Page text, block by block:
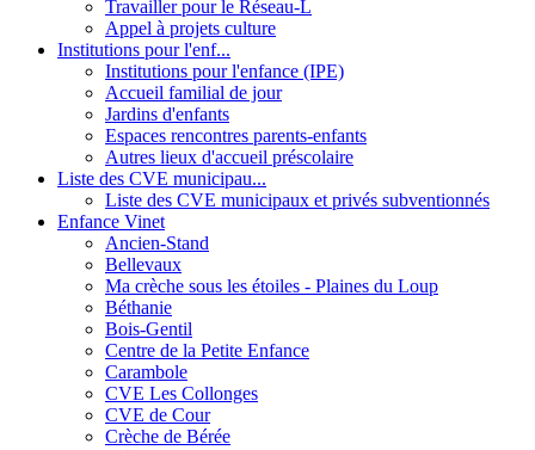
Travailler pour le Réseau-L
Appel à projets culture
Institutions pour l'enf...
Institutions pour l'enfance (IPE)
Accueil familial de jour
Jardins d'enfants
Espaces rencontres parents-enfants
Autres lieux d'accueil préscolaire
Liste des CVE municipau...
Liste des CVE municipaux et privés subventionnés
Enfance Vinet
Ancien-Stand
Bellevaux
Ma crèche sous les étoiles - Plaines du Loup
Béthanie
Bois-Gentil
Centre de la Petite Enfance
Carambole
CVE Les Collonges
CVE de Cour
Crèche de Bérée